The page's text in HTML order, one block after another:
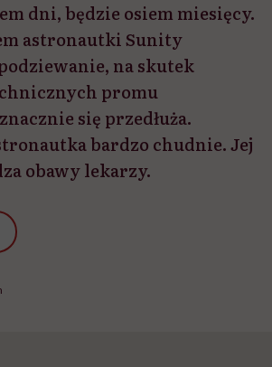
dni, będzie osiem miesięcy.
astronautki Sunity
na skutek
promu
się przedłuża.
bardzo chudnie. Jej
obawy lekarzy.